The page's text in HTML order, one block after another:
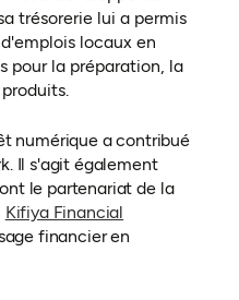
trésorerie lui a permis
locaux en
pour la préparation, la
numérique a contribué
Il s'agit également
le partenariat de la
Kifiya Financial
financier en